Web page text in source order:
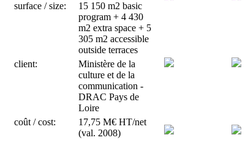
surface / size:
15 150 m2 basic
program + 4 430
m2 extra space + 5
305 m2 accessible
outside terraces
client:
Ministère de la
culture et de la
communication -
DRAC Pays de
Loire
coût / cost:
17,75 M€ HT/net
(val. 2008)